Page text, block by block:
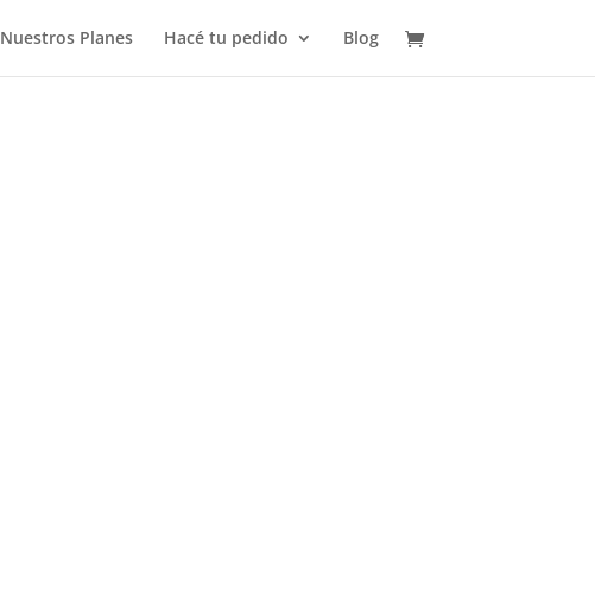
Nuestros Planes Hacé tu pedido Blog